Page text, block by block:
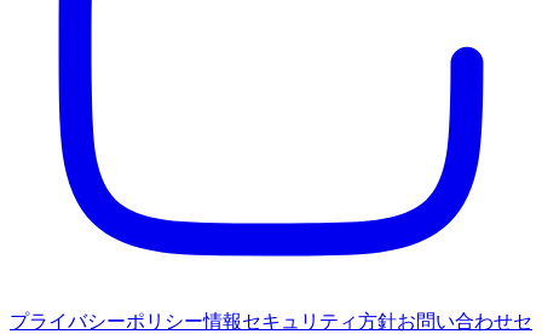
プライバシーポリシー情報セキュリティ方針お問い合わせセ